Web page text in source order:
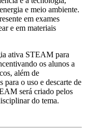
e meio ambiente.
em exames
e em materiais
ativa STEAM para
os alunos a
além de
para o uso e descarte de
será criado pelos
do tema.